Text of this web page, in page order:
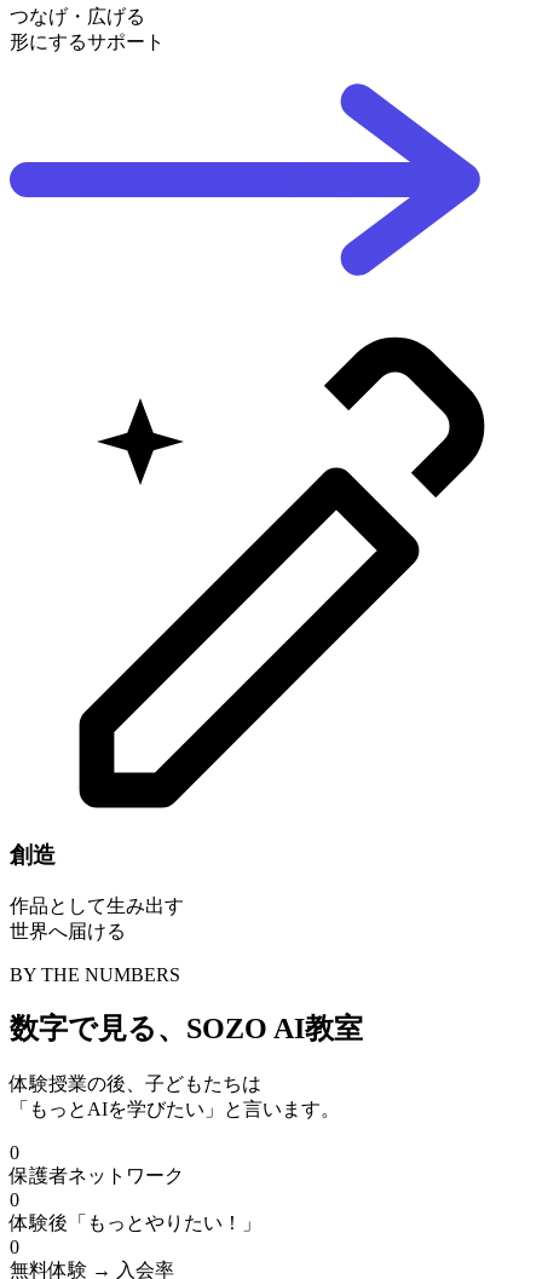
つなげ・広げる
形にするサポート
創造
作品として生み出す
世界へ届ける
BY THE NUMBERS
数字で見る、 SOZO AI教室
体験授業の後、子どもたちは
「もっとAIを学びたい」と言います。
0
保護者ネットワーク
0
体験後「もっとやりたい！」
0
無料体験 → 入会率